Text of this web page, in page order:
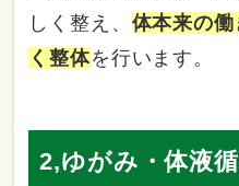
しく整え、 体本来の
く整体を行います。
2,ゆがみ・体液